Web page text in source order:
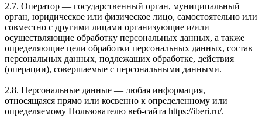
2.7. Оператор — государственный орган, муниципальный
орган, юридическое или физическое лицо, самостоятельно или
совместно с другими лицами организующие и/или
осуществляющие обработку персональных данных, а также
определяющие цели обработки персональных данных, состав
персональных данных, подлежащих обработке, действия
(операции), совершаемые с персональными данными.
2.8. Персональные данные — любая информация,
относящаяся прямо или косвенно к определенному или
определяемому Пользователю веб-сайта https://iberi.ru/.